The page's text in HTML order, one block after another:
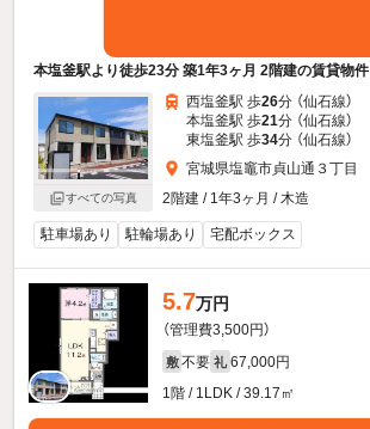
本塩釜駅より徒歩23分 築1年3ヶ月 2階建の賃貸物件
すべての写真
西塩釜駅 歩26分 （仙石線）
本塩釜駅 歩21分 （仙石線）
東塩釜駅 歩34分 （仙石線）
宮城県塩竈市貞山通３丁目
2階建 / 1年3ヶ月 / 木造
駐車場あり 駐輪場あり 宅配ボックス
5.7万円
（管理費3,500円）
敷 不要 礼 67,000円
1階 / 1LDK / 39.17㎡